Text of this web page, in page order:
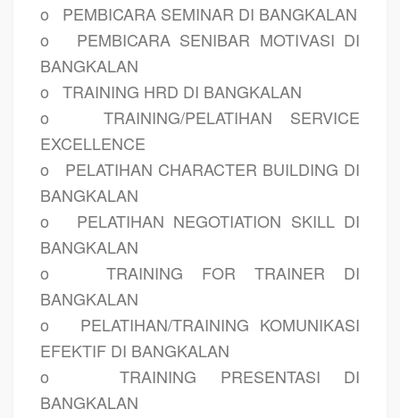
o
PEMBICARA SEMINAR DI BANGKALAN
o
PEMBICARA SENIBAR MOTIVASI DI
BANGKALAN
o
TRAINING HRD DI BANGKALAN
o
TRAINING/PELATIHAN SERVICE
EXCELLENCE
o
PELATIHAN CHARACTER BUILDING DI
BANGKALAN
o
PELATIHAN NEGOTIATION SKILL DI
BANGKALAN
o
TRAINING FOR TRAINER DI
BANGKALAN
o
PELATIHAN/TRAINING KOMUNIKASI
EFEKTIF DI BANGKALAN
o
TRAINING PRESENTASI DI
BANGKALAN